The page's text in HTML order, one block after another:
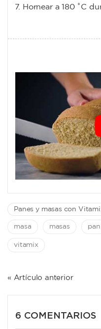
Hornear a 180 ˚C
Panes y masas con
masa masas pan
vitamix
NAVEGACIÓN
« Artículo anterior
6 COMENTARIOS